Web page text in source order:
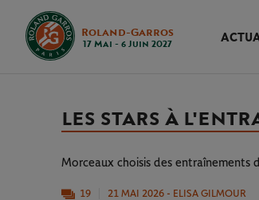
Roland-Garros
17 Mai - 6 Juin 2027
LES STARS À
Morceaux choisis des entraînements
19 21 MAI 2026 - ELISA GILMOUR